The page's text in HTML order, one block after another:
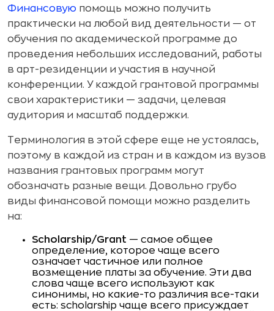
Финансовую помощь можно получить
практически на любой вид деятельности — от
обучения по академической программе до
проведения небольших исследований, работы
в арт-резиденции и участия в научной
конференции. У каждой грантовой программы
свои характеристики — задачи, целевая
аудитория и масштаб поддержки.
Терминология в этой сфере еще не устоялась,
поэтому в каждой из стран и в каждом из вузов
названия грантовых программ могут
обозначать разные вещи. Довольно грубо
виды финансовой помощи можно разделить
на:
Scholarship/Grant — самое общее
определение, которое чаще всего
означает частичное или полное
возмещение платы за обучение. Эти два
слова чаще всего используют как
синонимы, но какие-то различия все-таки
есть: scholarship чаще всего присуждает